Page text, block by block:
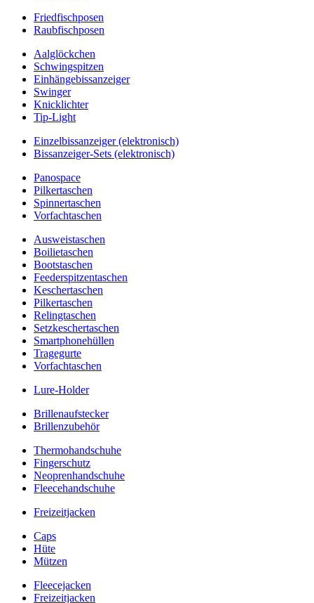
Friedfischposen
Raubfischposen
Aalglöckchen
Schwingspitzen
Einhängebissanzeiger
Swinger
Knicklichter
Tip-Light
Einzelbissanzeiger (elektronisch)
Bissanzeiger-Sets (elektronisch)
Panospace
Pilkertaschen
Spinnertaschen
Vorfachtaschen
Ausweistaschen
Boilietaschen
Bootstaschen
Feederspitzentaschen
Keschertaschen
Pilkertaschen
Relingtaschen
Setzkeschertaschen
Smartphonehüllen
Tragegurte
Vorfachtaschen
Lure-Holder
Brillenaufstecker
Brillenzubehör
Thermohandschuhe
Fingerschutz
Neoprenhandschuhe
Fleecehandschuhe
Freizeitjacken
Caps
Hüte
Mützen
Fleecejacken
Freizeitjacken